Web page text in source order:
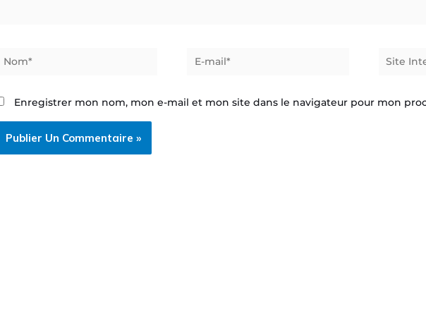
Nom*
E-
Site
Enregistrer mon nom, mon e-mail et mon site dans le navigateur pour mon